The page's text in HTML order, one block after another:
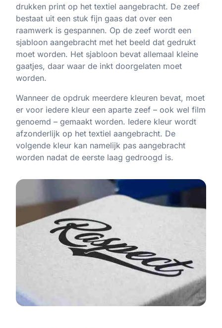
drukken print op het textiel aangebracht. De zeef
bestaat uit een stuk fijn gaas dat over een
raamwerk is gespannen. Op de zeef wordt een
sjabloon aangebracht met het beeld dat gedrukt
moet worden. Het sjabloon bevat allemaal kleine
gaatjes, daar waar de inkt doorgelaten moet
worden.
Wanneer de opdruk meerdere kleuren bevat, moet
er voor iedere kleur een aparte zeef – ook wel film
genoemd – gemaakt worden. Iedere kleur wordt
afzonderlijk op het textiel aangebracht. De
volgende kleur kan namelijk pas aangebracht
worden nadat de eerste laag gedroogd is.